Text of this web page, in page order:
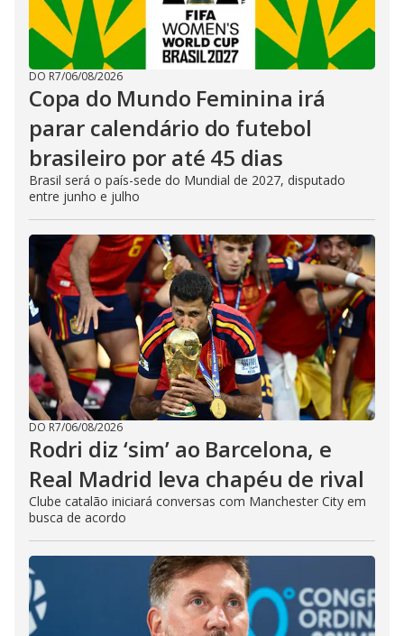
DO R7/06/08/2026
Copa do Mundo Feminina irá
parar calendário do futebol
brasileiro por até 45 dias
Brasil será o país-sede do Mundial de 2027, disputado
entre junho e julho
DO R7/06/08/2026
Rodri diz ‘sim’ ao Barcelona, e
Real Madrid leva chapéu de rival
Clube catalão iniciará conversas com Manchester City em
busca de acordo